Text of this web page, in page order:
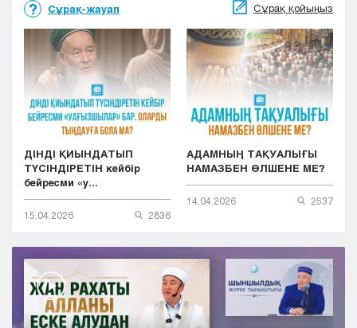
Сұрақ-жауап Сұрақ қойыңыз
ДІНДІ ҚИЫНДАТЫП
ТҮСІНДІРЕТІН кейбір
бейресми «у...
15.04.2026 2836
АДАМНЫҢ ТАҚУАЛЫҒЫ
НАМАЗБЕН ӨЛШЕНЕ МЕ?
14.04.2026 2537